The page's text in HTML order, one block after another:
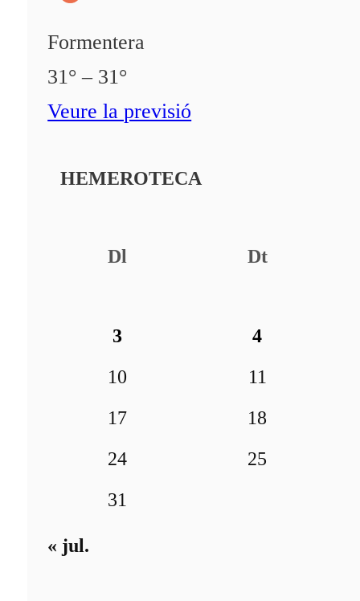
Formentera
31° – 31°
Veure la previsió
HEMEROTECA
Dl Dt
3
4
10
11
17
18
24
25
31
« jul.